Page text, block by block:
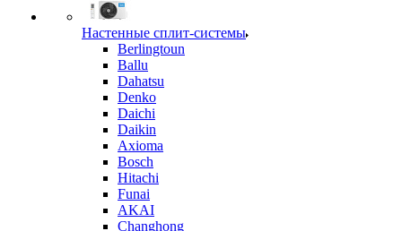
Настенные сплит-системы
Berlingtoun
Ballu
Dahatsu
Denko
Daichi
Daikin
Axioma
Bosch
Hitachi
Funai
AKAI
Changhong